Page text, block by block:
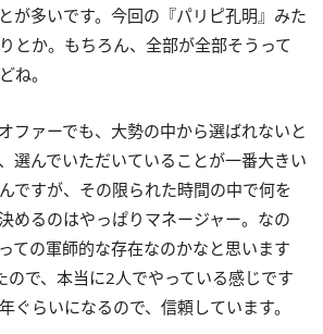
が多いです。今回の『パリピ孔明』みた
とか。もちろん、全部が全部そうって
ね。
ファーでも、大勢の中から選ばれないと
選んでいただいていることが一番大きい
ですが、その限られた時間の中で何を
めるのはやっぱりマネージャー。なの
ての軍師的な存在なのかなと思います
ので、本当に2人でやっている感じです
ぐらいになるので、信頼しています。